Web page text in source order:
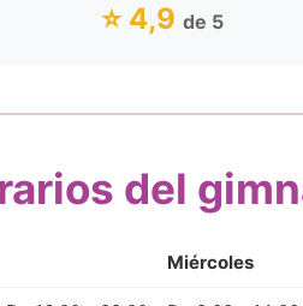
⭐ 4,9 de 5
del
Miércoles